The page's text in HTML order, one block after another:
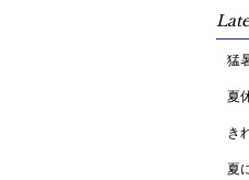
猛
夏
き
夏